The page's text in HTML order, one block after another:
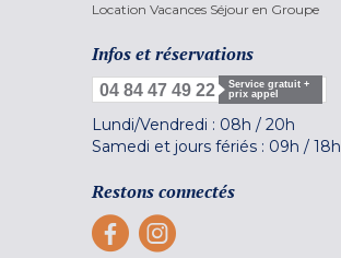
Location Vacances Séjour en Groupe
Infos et réservations
04 84 47 49 22
Service gratuit +
prix appel
Lundi/Vendredi : 08h / 20h
Samedi et jours fériés : 09h / 18h
Restons connectés